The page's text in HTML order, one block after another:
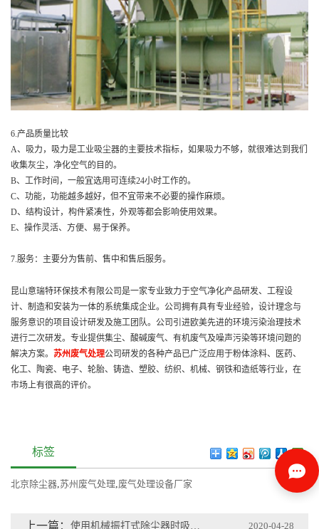
6.产品质量比较
A、吸力，吸力是工业吸尘器的主要技术指标，如果吸力不够，就很难达到我们
收集灰尘，净化空气的目的。
B、工作时间，一般宜选用可连续24小时工作的。
C、功能，功能越多越好，但不宜带来不必要的操作麻烦。
D、结构设计，构件紧凑性，外观等都会影响使用效果。
E、操作灵活、方便、易于保养。
7.服务：主要分为售前、售中和售后服务。
昆山意瑞特环保技术有限公司是一家专业致力于空气净化产品研发、工程设
计、制造和安装为一体的系统集成企业。公司拥有具有专业经验，设计理念与
服务意识的项目设计研发及施工团队。公司引进欧美先进的环境污染治理技术
进行二次研发。专业提供集尘、酸碱废气、有机废气及噪声污染等环境问题的
解决方案。 苏州废气处理公司研发的各种产品已广泛应用于粉体涂料、医药、
化工、陶瓷、电子、轮胎、铸造、塑胶、纺织、机械、钢铁和造纸等行业，在
市场上有很高的评价。
标签
北京除尘器,苏州废气处理,废气处理设备厂家
上一篇： 使用机械振打式除尘器时吸力为什么会变小? 2020-04-28